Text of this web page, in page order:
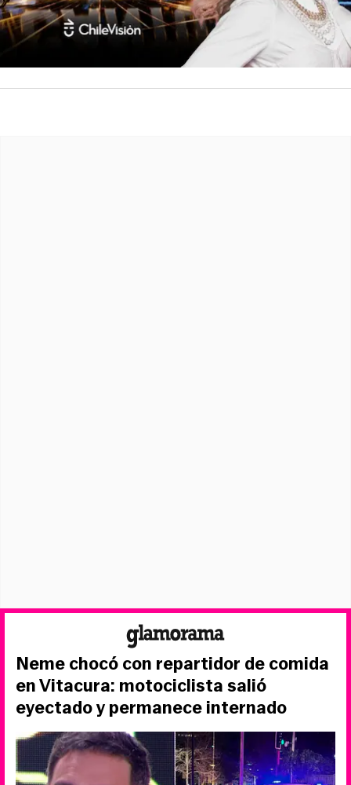
Neme chocó con repartidor de comida
en Vitacura: motociclista salió
eyectado y permanece internado